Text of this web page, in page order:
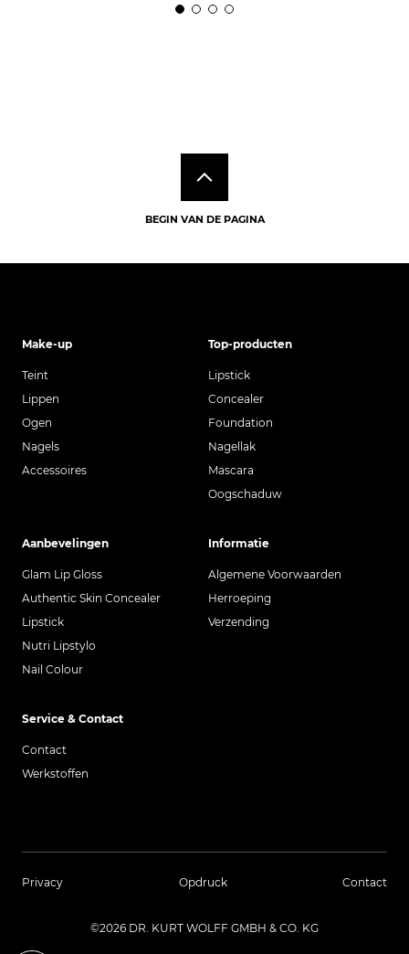
BEGIN VAN DE PAGINA
Make-up
Teint
Lippen
Ogen
Nagels
Accessoires
Top-producten
Lipstick
Concealer
Foundation
Nagellak
Mascara
Oogschaduw
Aanbevelingen
Glam Lip Gloss
Authentic Skin Concealer
Lipstick
Nutri Lipstylo
Nail Colour
Informatie
Algemene Voorwaarden
Herroeping
Verzending
Service & Contact
Contact
Werkstoffen
Privacy Opdruck Contact
©2026 DR. KURT WOLFF GMBH & CO. KG